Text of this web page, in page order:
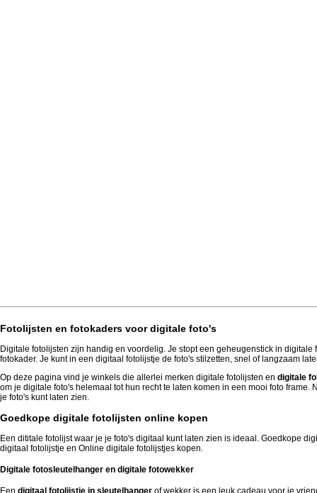
Fotolijsten en fotokaders voor digitale foto's
Digitale fotolijsten zijn handig en voordelig. Je stopt een geheugenstick in
fotokader. Je kunt in een digitaal fotolijstje de foto's stilzetten, snel of langzaam
Op deze pagina vind je winkels die allerlei merken digitale fotolijsten en digitale
om je digitale foto's helemaal tot hun recht te laten komen in een mooi foto
je foto's kunt laten zien.
Goedkope digitale fotolijsten online kopen
Een dititale fotolijst waar je je foto's digitaal kunt laten zien is ideaal. Goedkope
digitaal fotolijstje en Online digitale fotolijstjes kopen.
Digitale fotosleutelhanger en digitale fotowekker
Een digitaal fotolijstje in sleutelhanger of wekker is een leuk cadeau voor je